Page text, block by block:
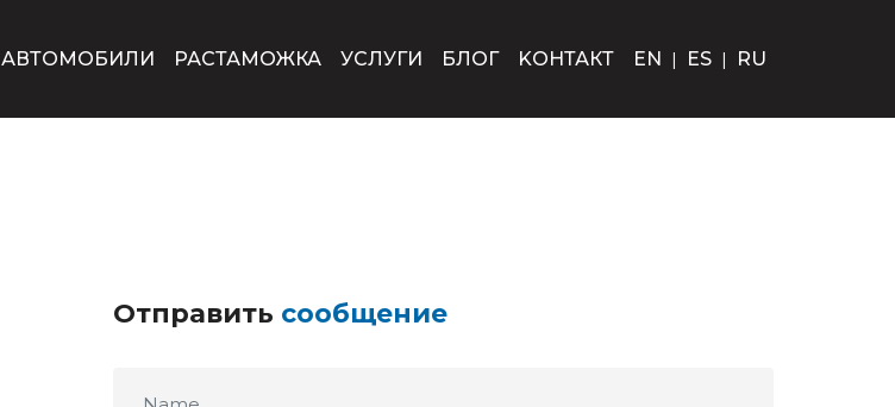
АВТОМОБИЛИ РАСТАМОЖКА УСЛУГИ БЛОГ KОНТАКТ EN | ES | RU
Отправить сообщение